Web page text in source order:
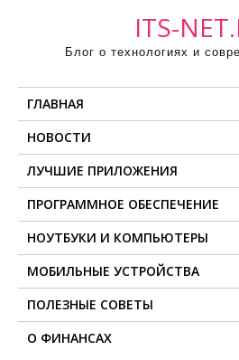
ITS-
Блог о технологиях и
ГЛАВНАЯ
НОВОСТИ
ЛУЧШИЕ ПРИЛОЖЕНИЯ
ПРОГРАММНОЕ ОБЕСПЕЧЕНИЕ
НОУТБУКИ И КОМПЬЮТЕРЫ
МОБИЛЬНЫЕ УСТРОЙСТВА
ПОЛЕЗНЫЕ СОВЕТЫ
О ФИНАНСАХ